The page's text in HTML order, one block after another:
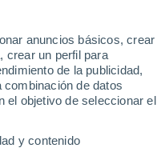
anuncios básicos, crear
crear un perfil para
de la publicidad,
de datos
el objetivo de seleccionar el
y contenido